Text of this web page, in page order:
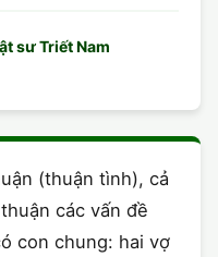
sư Triết Nam
(thuận tình), cả
các vấn đề
con chung: hai vợ